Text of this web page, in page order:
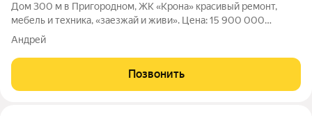
Дом 300 м в Пригородном, ЖК «Крона» красивый ремонт,
мебель и техника, «заезжай и живи». Цена: 15 900 000
(возможен адекватный торг) Адрес: пос. Пригородный, пр-т
Звёздный, 93, ЖК «Крона». Собственник: Андрей Жилой
Андрей
Позвонить